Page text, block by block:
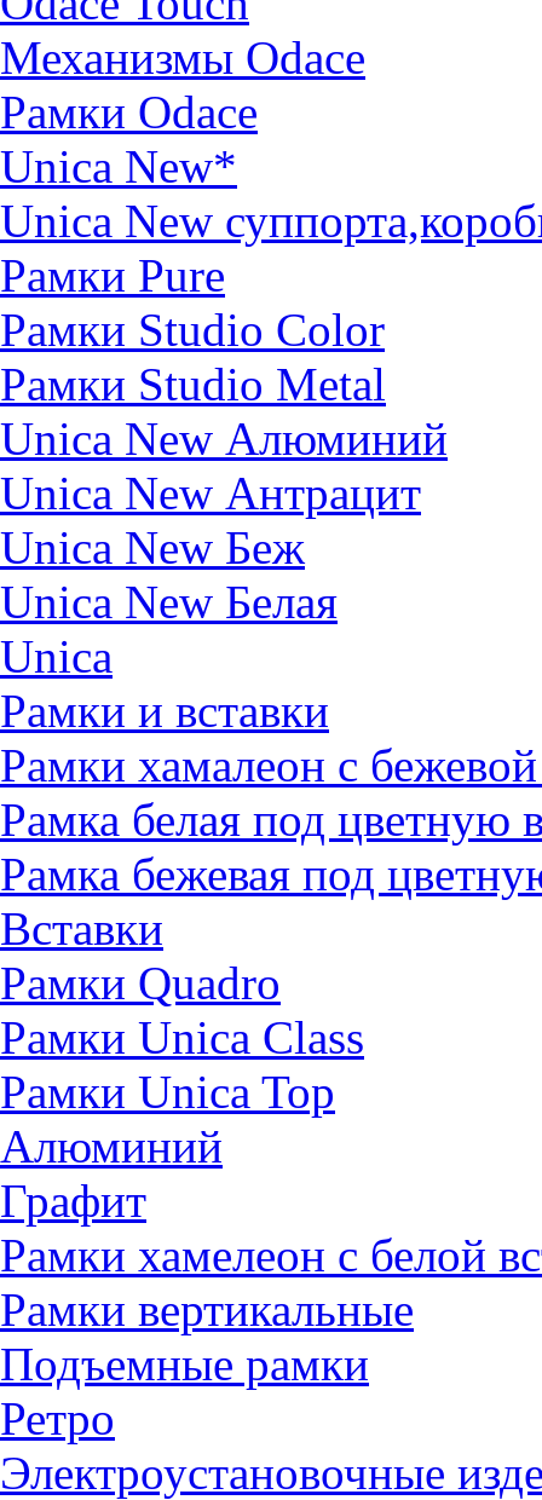
Механизмы Odace
Рамки Odace
Unica New*
Unica New
Рамки Pure
Рамки Studio Color
Рамки Studio Metal
Unica New Алюминий
Unica New Антрацит
Unica New Беж
Unica New Белая
Unica
Рамки и вставки
Рамки хамалеон с бежевой
Рамка белая под цветную
Рамка бежевая под
Вставки
Рамки Quadro
Рамки Unica Class
Рамки Unica Top
Алюминий
Графит
Рамки хамелеон с белой
Рамки вертикальные
Подъемные рамки
Ретро
Электроустановочные